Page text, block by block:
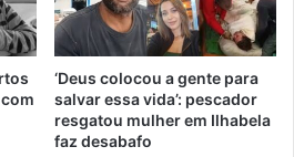
‘Deus colocou a gente para
salvar essa vida’: pescador
resgatou mulher em Ilhabela
faz desabafo